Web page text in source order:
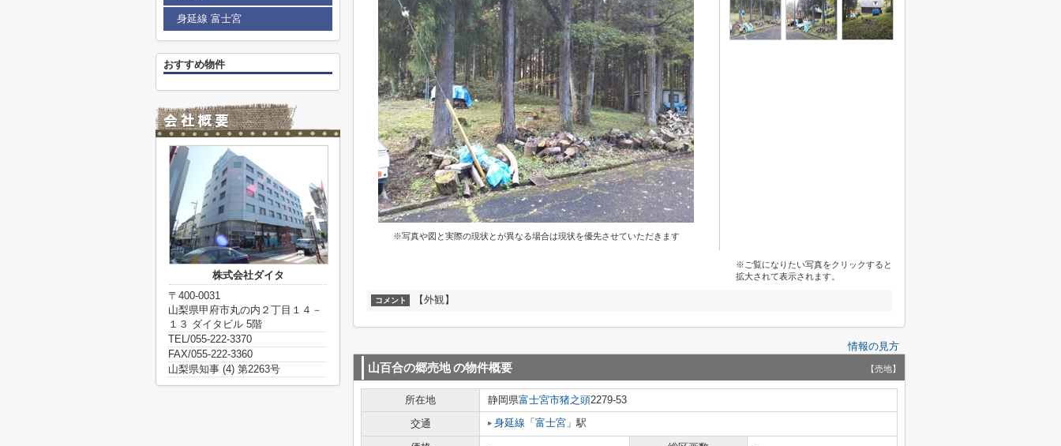
※写真や図と実際の現状とが異なる場合は現状を優先させていただきます
※ご覧になりたい写真をクリックすると
拡大されて表示されます。
コメント 【外観】
情報の見方
山百合の郷売地の物件概要 【売地】
所在地 静岡県富士宮市猪之頭2279-53
交通
身延線 「 富士宮 」駅
身延線 富士宮
おすすめ物件
株式会社ダイタ
〒400-0031
山梨県甲府市丸の内２丁目１４－
１３ ダイタビル 5階
TEL/055-222-3370
FAX/055-222-3360
山梨県知事 (4) 第2263号